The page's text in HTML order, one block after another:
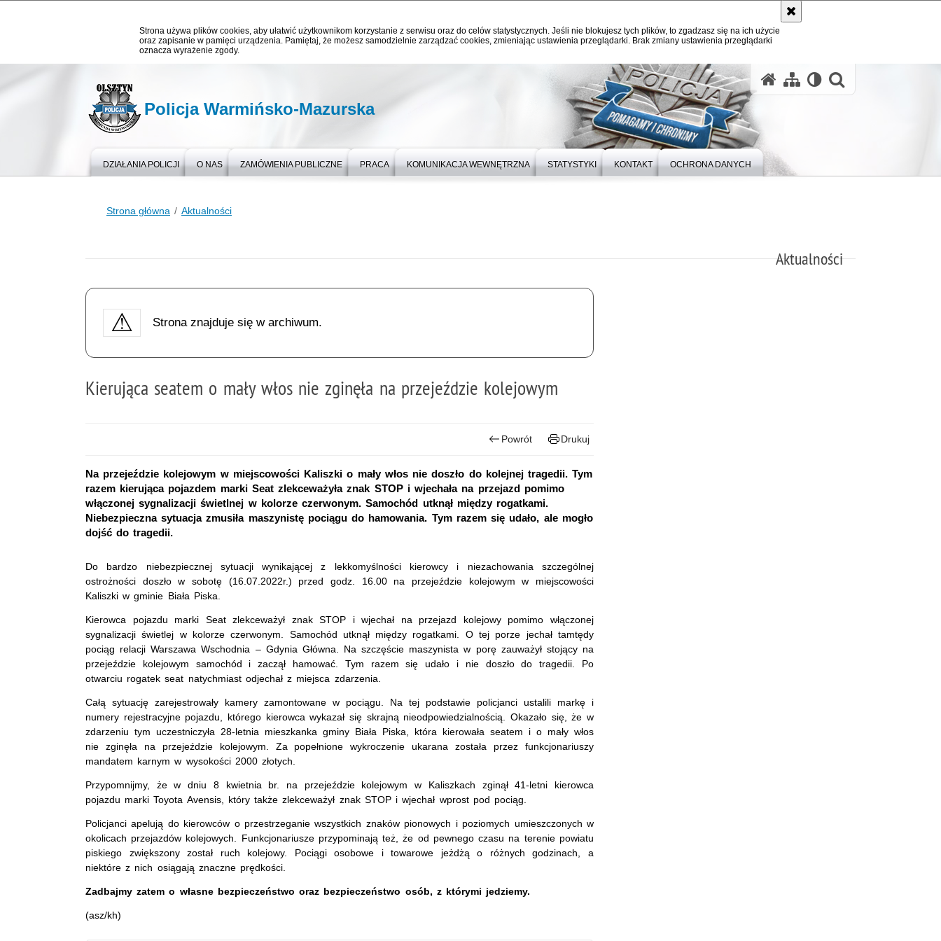
Strona używa plików cookies, aby ułatwić użytkownikom korzystanie z serwisu oraz do celów statystycznych. Jeśli nie blokujesz tych plików, to zgadzasz się na ich użycie
oraz zapisanie w pamięci urządzenia. Pamiętaj, że możesz samodzielnie zarządzać cookies, zmieniając ustawienia przeglądarki. Brak zmiany ustawienia przeglądarki
oznacza wyrażenie zgody.
Policja Warmińsko-Mazurska
DZIAŁANIA POLICJI O NAS ZAMÓWIENIA PUBLICZNE PRACA KOMUNIKACJA WEWNĘTRZNA STATYSTYKI KONTAKT OCHRONA DANYCH
Strona główna Aktualności
Aktualności
Strona znajduje się w archiwum.
Kierująca seatem o mały włos nie zginęła na przejeździe kolejowym
Powrót Drukuj
Na przejeździe kolejowym w miejscowości Kaliszki o mały włos nie doszło do kolejnej tragedii. Tym
razem kierująca pojazdem marki Seat zlekceważyła znak STOP i wjechała na przejazd pomimo
włączonej sygnalizacji świetlnej w kolorze czerwonym. Samochód utknął między rogatkami.
Niebezpieczna sytuacja zmusiła maszynistę pociągu do hamowania. Tym razem się udało, ale mogło
dojść do tragedii.
Do bardzo niebezpiecznej sytuacji wynikającej z lekkomyślności kierowcy i niezachowania szczególnej
ostrożności doszło w sobotę (16.07.2022r.) przed godz. 16.00 na przejeździe kolejowym w miejscowości
Kaliszki w gminie Biała Piska.
Kierowca pojazdu marki Seat zlekceważył znak STOP i wjechał na przejazd kolejowy pomimo włączonej
sygnalizacji świetlej w kolorze czerwonym. Samochód utknął między rogatkami. O tej porze jechał tamtędy
pociąg relacji Warszawa Wschodnia – Gdynia Główna. Na szczęście maszynista w porę zauważył stojący na
przejeździe kolejowym samochód i zaczął hamować. Tym razem się udało i nie doszło do tragedii. Po
otwarciu rogatek seat natychmiast odjechał z miejsca zdarzenia.
Całą sytuację zarejestrowały kamery zamontowane w pociągu. Na tej podstawie policjanci ustalili markę i
numery rejestracyjne pojazdu, którego kierowca wykazał się skrajną nieodpowiedzialnością. Okazało się, że w
zdarzeniu tym uczestniczyła 28-letnia mieszkanka gminy Biała Piska, która kierowała seatem i o mały włos
nie zginęła na przejeździe kolejowym. Za popełnione wykroczenie ukarana została przez funkcjonariuszy
mandatem karnym w wysokości 2000 złotych.
Przypomnijmy, że w dniu 8 kwietnia br. na przejeździe kolejowym w Kaliszkach zginął 41-letni kierowca
pojazdu marki Toyota Avensis, który także zlekceważył znak STOP i wjechał wprost pod pociąg.
Policjanci apelują do kierowców o przestrzeganie wszystkich znaków pionowych i poziomych umieszczonych w
okolicach przejazdów kolejowych. Funkcjonariusze przypominają też, że od pewnego czasu na terenie powiatu
piskiego zwiększony został ruch kolejowy. Pociągi osobowe i towarowe jeżdżą o różnych godzinach, a
niektóre z nich osiągają znaczne prędkości.
Zadbajmy zatem o własne bezpieczeństwo oraz bezpieczeństwo osób, z którymi jedziemy.
(asz/kh)